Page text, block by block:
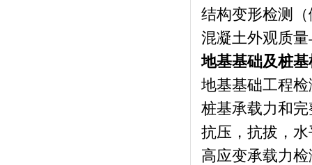
结构变形检测
混凝土外观质
地基基础及桩
地基基础工程
桩基承载力和
抗压，抗拔，
高应变承载力检